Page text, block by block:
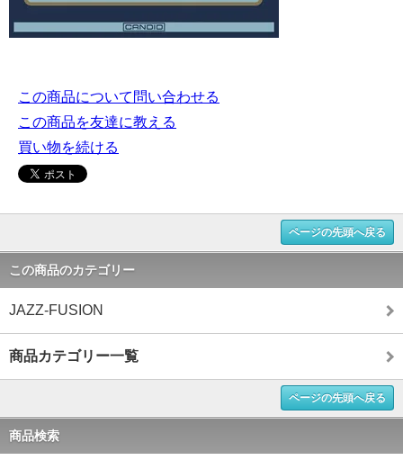
この商品について問い合わせる
この商品を友達に教える
買い物を続ける
ページの先頭へ戻る
この商品のカテゴリー
JAZZ-FUSION
商品カテゴリー一覧
ページの先頭へ戻る
商品検索